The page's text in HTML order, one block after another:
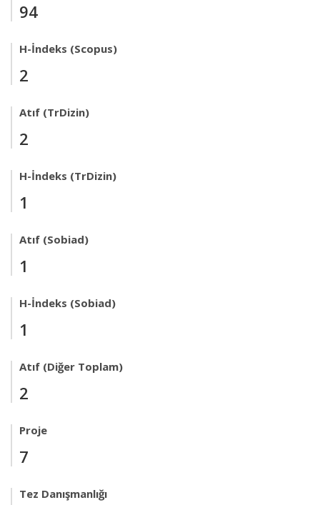
94
H-İndeks (Scopus)
2
Atıf (TrDizin)
2
H-İndeks (TrDizin)
1
Atıf (Sobiad)
1
H-İndeks (Sobiad)
1
Atıf (Diğer Toplam)
2
Proje
7
Tez Danışmanlığı